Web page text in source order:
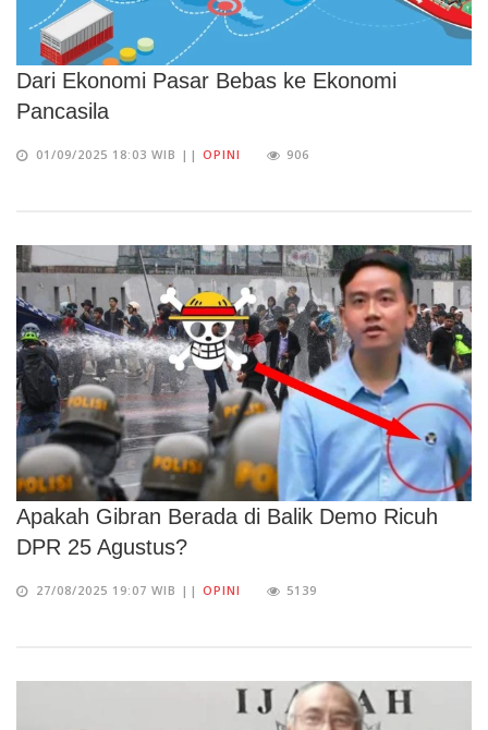
Dari Ekonomi Pasar Bebas ke Ekonomi
Pancasila
01/09/2025 18:03 WIB || OPINI 906
Apakah Gibran Berada di Balik Demo Ricuh
DPR 25 Agustus?
27/08/2025 19:07 WIB || OPINI 5139